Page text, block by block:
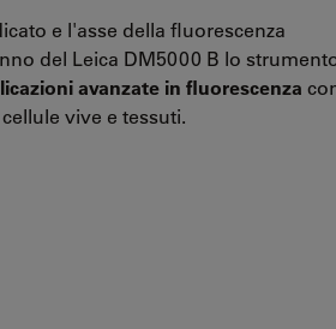
e l'asse della fluorescenza
del Leica DM5000 B lo
avanzate in fluorescenza
vive e tessuti.